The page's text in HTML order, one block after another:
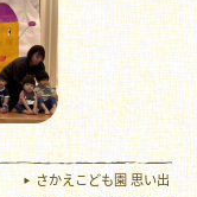
さかえこども園 思い出